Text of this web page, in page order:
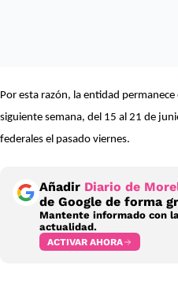
Por esta razón, la entidad
siguiente semana, del 15 al 21 de
federales el pasado viernes.
Añadir Diario de
de Google de forma
Mantente informado con
actualidad.
ACTIVAR AHORA